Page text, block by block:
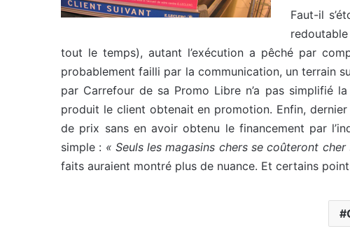
Faut-il
tout le temps), autant l’exécution a pêché par
probablement failli par la communication, un terrain
par Carrefour de sa Promo Libre n’a pas simplifié
produit le client obtenait en promotion. Enfin,
de prix sans en avoir obtenu le financement par
simple : « Seuls les magasins chers se coûteront cher
faits auraient montré plus de nuance. Et certains